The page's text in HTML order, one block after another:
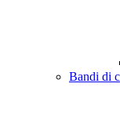
Bandi di